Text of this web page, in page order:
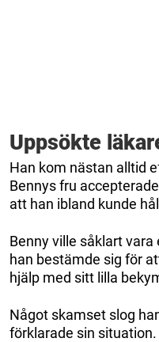
Uppsökte
Han kom nästan alltid
Bennys fru
att han ibland kunde
Benny ville såklart
han bestämde sig för
hjälp med sitt lilla
Något skamset slog
förklarade sin situation.